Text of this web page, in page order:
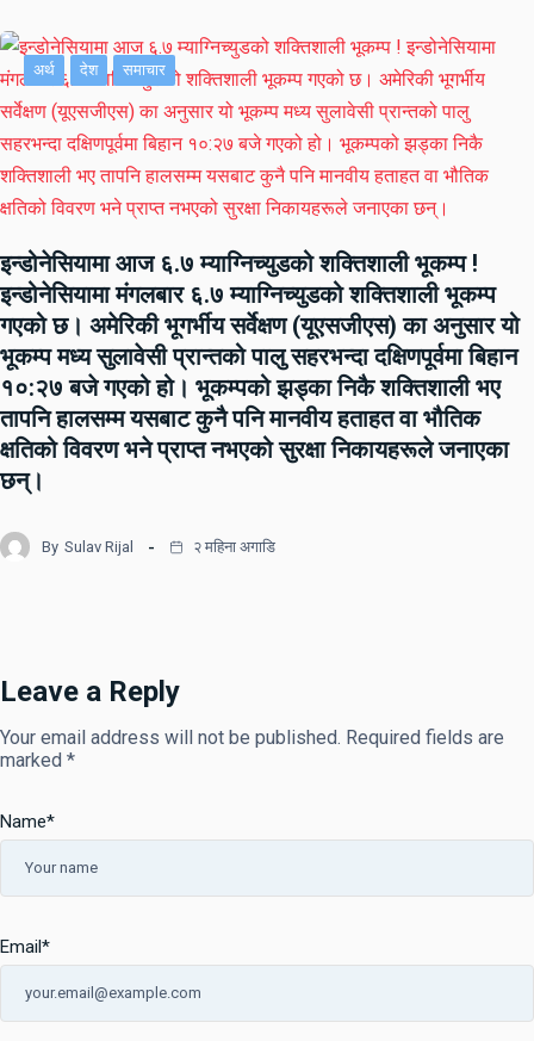
अर्थ देश समाचार
इन्डोनेसियामा आज ६.७ म्याग्निच्युडको शक्तिशाली भूकम्प !
इन्डोनेसियामा मंगलबार ६.७ म्याग्निच्युडको शक्तिशाली भूकम्प
गएको छ। अमेरिकी भूगर्भीय सर्वेक्षण (यूएसजीएस) का अनुसार यो
भूकम्प मध्य सुलावेसी प्रान्तको पालु सहरभन्दा दक्षिणपूर्वमा बिहान
१०:२७ बजे गएको हो। भूकम्पको झड्का निकै शक्तिशाली भए
तापनि हालसम्म यसबाट कुनै पनि मानवीय हताहत वा भौतिक
क्षतिको विवरण भने प्राप्त नभएको सुरक्षा निकायहरूले जनाएका
छन्।
By Sulav Rijal २ महिना अगाडि
Leave a Reply
Your email address will not be published. Required fields are
marked *
Name*
Email*